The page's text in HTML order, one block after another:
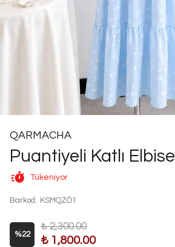
QARMACHA
Puantiyeli Katlı Elbise
Tükeniyor
Barkod : KSMQZÖ1
%22
₺ 2,300.00
₺ 1,800.00